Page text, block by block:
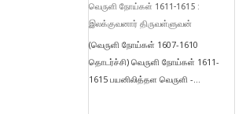
வெருளி நோய்கள் 1611-1615 :
இலக்குவனார் திருவள்ளுவன்
(வெருளி நோய்கள் 1607-1610
தொடர்ச்சி) வெருளி நோய்கள் 1611-
1615 பயனிலித்தள வெருளி -...